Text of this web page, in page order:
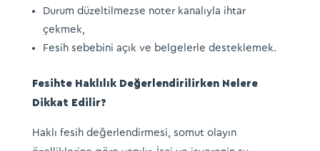
Durum düzeltilmezse noter kanalıyla ihtar
çekmek,
Fesih sebebini açık ve belgelerle desteklemek.
Fesihte Haklılık Değerlendirilirken Nelere
Dikkat Edilir?
Haklı fesih değerlendirmesi, somut olayın